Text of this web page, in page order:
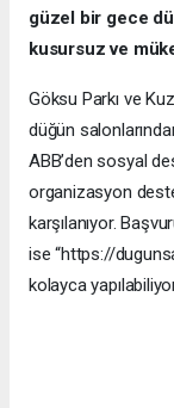
güzel bir gece
kusursuz ve
Göksu Parkı ve
düğün
ABB’den sosyal
organizasyon
karşılanıyor.
ise “https://
kolayca